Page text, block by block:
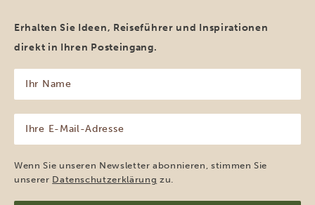
Erhalten Sie Ideen, Reiseführer und Inspirationen
direkt in Ihren Posteingang.
Name
(erforderlich)
Mail-
Adresse
(erforderlich)
Wenn Sie unseren Newsletter abonnieren, stimmen Sie
unserer Datenschutzerklärung zu.